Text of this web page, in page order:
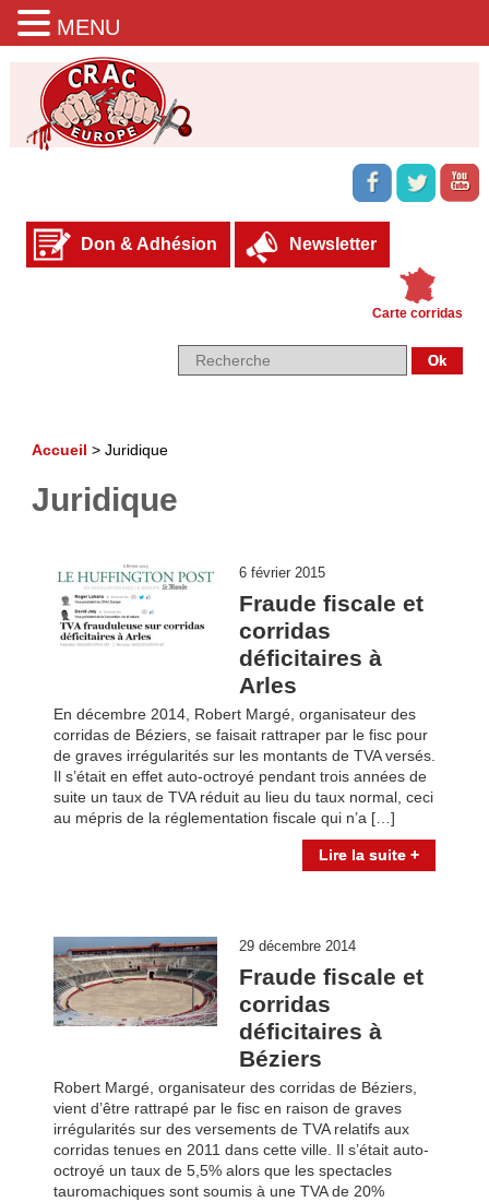
Don & Adhésion Newsletter
Carte corridas
Accueil > Juridique
Juridique
6 février 2015
Fraude fiscale et
corridas
déficitaires à
Arles
En décembre 2014, Robert Margé, organisateur des
corridas de Béziers, se faisait rattraper par le fisc pour
de graves irrégularités sur les montants de TVA versés.
Il s’était en effet auto-octroyé pendant trois années de
suite un taux de TVA réduit au lieu du taux normal, ceci
au mépris de la réglementation fiscale qui n’a […]
Lire la suite +
29 décembre 2014
Fraude fiscale et
corridas
déficitaires à
Béziers
Robert Margé, organisateur des corridas de Béziers,
vient d’être rattrapé par le fisc en raison de graves
irrégularités sur des versements de TVA relatifs aux
corridas tenues en 2011 dans cette ville. Il s’était auto-
octroyé un taux de 5,5% alors que les spectacles
tauromachiques sont soumis à une TVA de 20%
MENU